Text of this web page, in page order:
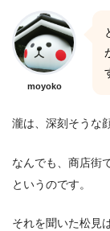
moyoko
瀧は、深刻そうな
なんでも、商店街
というのです。
それを聞いた松見